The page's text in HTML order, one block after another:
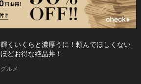
輝くいくらと濃厚うに！頼んでほしくない
ほどお得な絶品丼！
グルメ